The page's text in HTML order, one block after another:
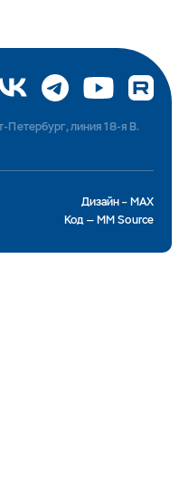
Дизайн – MAX
Код — MM Source
линия 18-я В.